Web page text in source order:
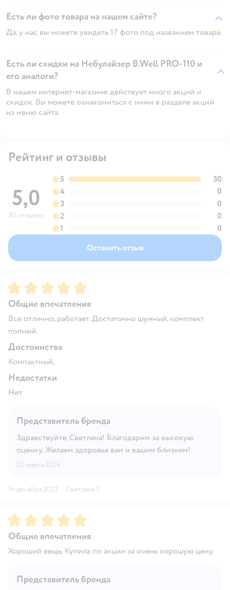
Есть ли фото товара на нашем сайте?
Да, у нас вы можете увидеть 17 фото под названием товара.
Есть ли скидки на Небулайзер B.Well PRO-110 и
его аналоги?
В нашем интернет-магазине действует много акций и
скидок. Вы можете ознакомиться с ними в разделе акций
из меню сайта.
Рейтинг и отзывы
5,0
30 отзывов
5
30
4
0
3
0
2
0
1
0
Оставить отзыв
Рейтинг:5
Общие впечатления
Все отлично, работает. Достаточно шумный, комплект
полный.
Достоинства
Компактный,
Недостатки
Нет
Представитель бренда
Здравствуйте, Светлана! Благодарим за высокую
оценку. Желаем здоровья вам и вашим близким!
20 марта 2024
14 декабря 2023 · Светлана Т.
Рейтинг:5
Общие впечатления
Хороший вещь. Купила по акции за очень хорошую цену.
Представитель бренда